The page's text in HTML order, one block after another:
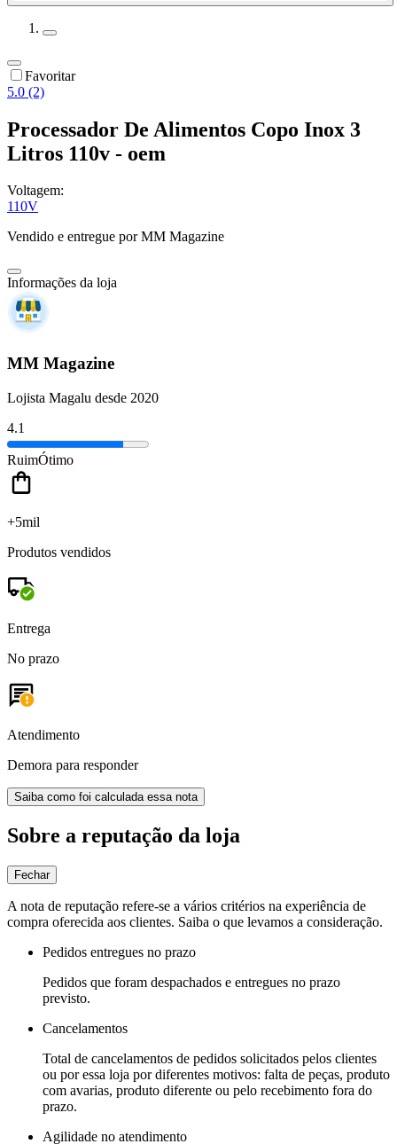
Favoritar
5.0 (2)
Processador De Alimentos Copo Inox 3
Litros 110v - oem
Voltagem:
110V
Vendido e entregue por MM Magazine
Informações da loja
MM Magazine
Lojista Magalu desde 2020
4.1
RuimÓtimo
+5mil
Produtos vendidos
Entrega
No prazo
Atendimento
Demora para responder
Saiba como foi calculada essa nota
Sobre a reputação da loja
Fechar
A nota de reputação refere-se a vários critérios na experiência de
compra oferecida aos clientes. Saiba o que levamos a consideração.
Pedidos entregues no prazo
Pedidos que foram despachados e entregues no prazo
previsto.
Cancelamentos
Total de cancelamentos de pedidos solicitados pelos clientes
ou por essa loja por diferentes motivos: falta de peças, produto
com avarias, produto diferente ou pelo recebimento fora do
prazo.
Agilidade no atendimento